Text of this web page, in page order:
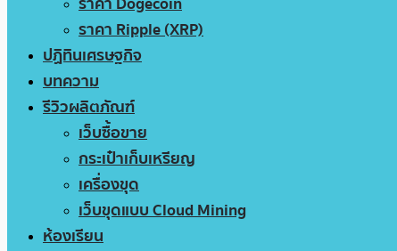
ราคา Ripple (XRP)
ปฏิทินเศรษฐกิจ
บทความ
รีวิวผลิตภัณฑ์
เว็บซื้อขาย
กระเป๋าเก็บเหรียญ
เครื่องขุด
เว็บขุดแบบ Cloud Mining
ห้องเรียน